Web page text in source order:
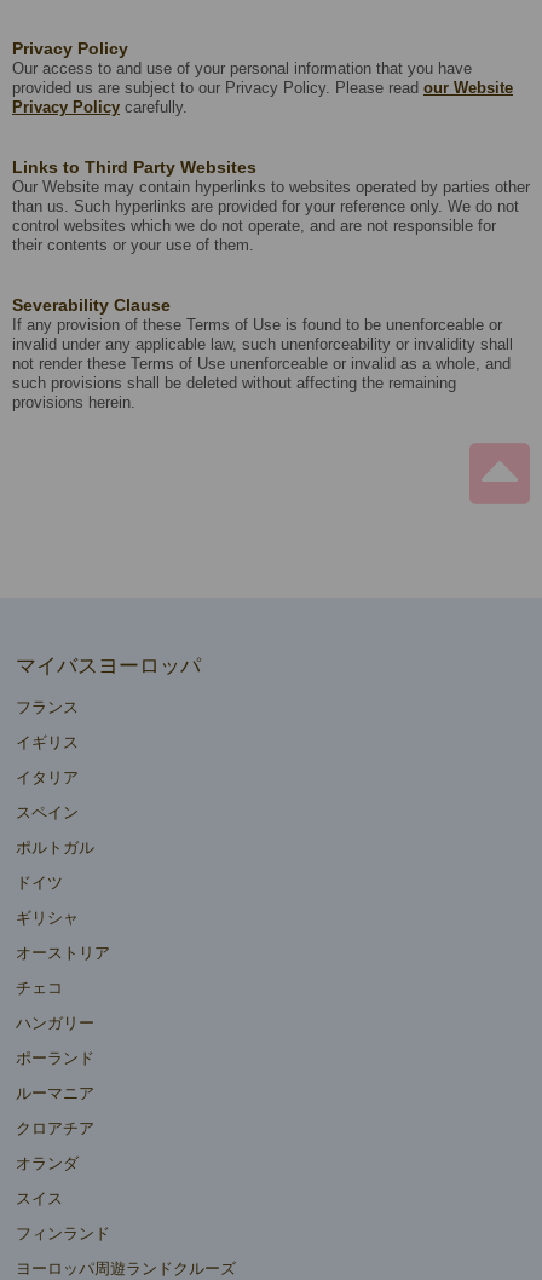
Privacy Policy
Our access to and use of your personal information that you have
provided us are subject to our Privacy Policy. Please read our Website
Privacy Policy carefully.
Links to Third Party Websites
Our Website may contain hyperlinks to websites operated by parties other
than us. Such hyperlinks are provided for your reference only. We do not
control websites which we do not operate, and are not responsible for
their contents or your use of them.
Severability Clause
If any provision of these Terms of Use is found to be unenforceable or
invalid under any applicable law, such unenforceability or invalidity shall
not render these Terms of Use unenforceable or invalid as a whole, and
such provisions shall be deleted without affecting the remaining
provisions herein.
マイバスヨーロッパ
フランス
イギリス
イタリア
スペイン
ポルトガル
ドイツ
ギリシャ
オーストリア
チェコ
ハンガリー
ポーランド
ルーマニア
クロアチア
オランダ
スイス
フィンランド
ヨーロッパ周遊ランドクルーズ